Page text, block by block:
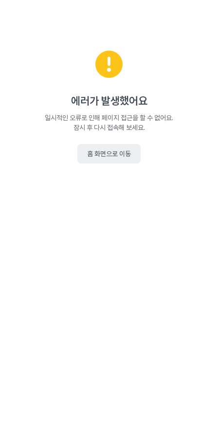
에러가 발생했어요
일시적인 오류로 인해 페이지 접근을 할 수 없어요.
잠시 후 다시 접속해 보세요.
홈 화면으로 이동